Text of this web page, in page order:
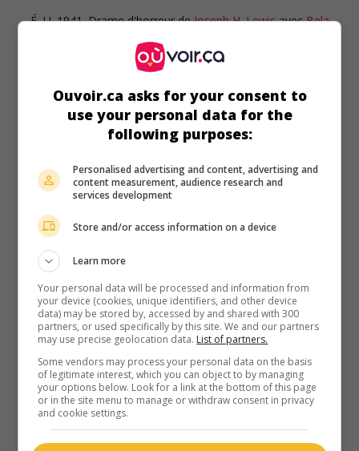
É.-U. 1941. Drame d'horreurde Joseph H. Lewis avec Bela
fui le foyer conjugal pousse son mari à commettre des
meurtres en l'hypnotisant.
Durée: 64 min.
au cinéma
Ouvoir.ca asks for your consent to
use your personal data for the
following purposes:
Personalised advertising and content, advertising and
content measurement, audience research and
services development
Store and/or access information on a device
Learn more
Your personal data will be processed and information from
your device (cookies, unique identifiers, and other device
data) may be stored by, accessed by and shared with 300
partners, or used specifically by this site. We and our partners
may use precise geolocation data. List of partners.
Some vendors may process your personal data on the basis
of legitimate interest, which you can object to by managing
your options below. Look for a link at the bottom of this page
or in the site menu to manage or withdraw consent in privacy
and cookie settings.